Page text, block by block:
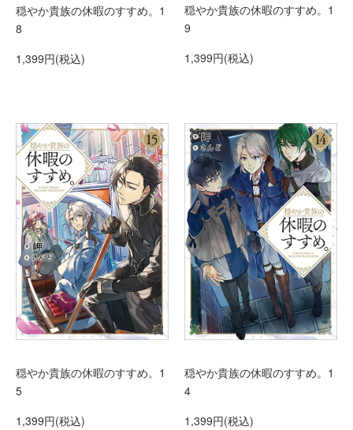
穏やか貴族の休暇のすすめ。1
8
1,399円(税込)
穏やか貴族の休暇のすすめ。1
9
1,399円(税込)
穏やか貴族の休暇のすすめ。1
5
1,399円(税込)
穏やか貴族の休暇のすすめ。1
4
1,399円(税込)